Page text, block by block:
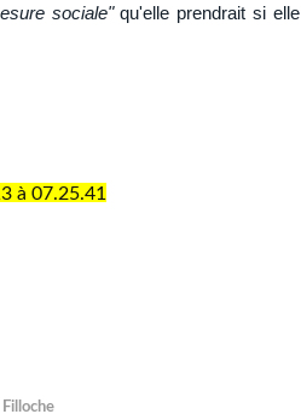
sociale"qu'elle prendrait si elle